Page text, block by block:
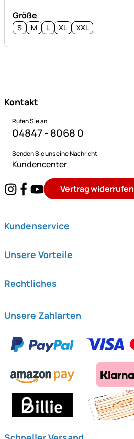
Größe
S M L XL XXL
Kontakt
Rufen Sie an
04847 - 8068 0
Senden Sie uns eine Nachricht
Kundencenter
Vertrag widerrufen
Kundenservice
Unsere Vorteile
Rechtliches
Unsere Zahlarten